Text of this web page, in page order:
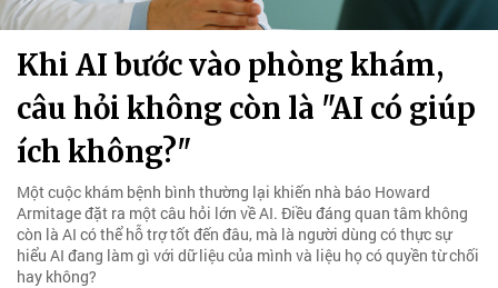
Khi AI bước vào phòng khám,
câu hỏi không còn là "AI có giúp
ích không?"
Một cuộc khám bệnh bình thường lại khiến nhà báo Howard
Armitage đặt ra một câu hỏi lớn về AI. Điều đáng quan tâm không
còn là AI có thể hỗ trợ tốt đến đâu, mà là người dùng có thực sự
hiểu AI đang làm gì với dữ liệu của mình và liệu họ có quyền từ chối
hay không?